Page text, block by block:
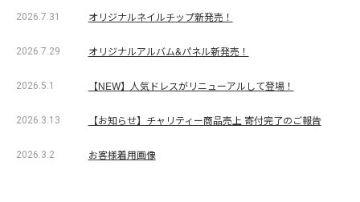
2026.7.31 オリジナルネイルチップ新発売！
2026.7.29 オリジナルアルバム&パネル新発売！
2026.5.1 【NEW】人気ドレスがリニューアルして登場！
2026.3.13 【お知らせ】チャリティー商品売上 寄付完了のご報告
2026.3.2 お客様着用画像